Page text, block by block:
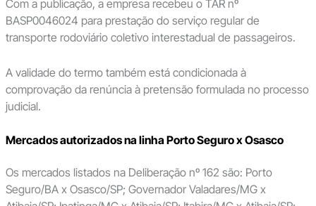
Com a publicação, a empresa recebeu o TAR nº
BASP0046024 para prestação do serviço regular de
transporte rodoviário coletivo interestadual de passageiros.
A validade do termo também está condicionada à
comprovação da renúncia à pretensão formulada no processo
judicial.
Mercados autorizados na linha Porto Seguro x Osasco
Os mercados listados na Deliberação nº 162 são: Porto
Seguro/BA x Osasco/SP; Governador Valadares/MG x